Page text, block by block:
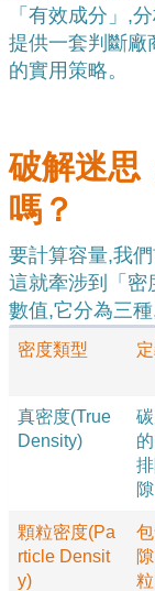
「有效成分」,
提供一套判斷廠
的實用策略。
破解迷思
嗎？
要計算容量,我
這就牽涉到「密
數值,它分為三
密度類型
真密度(True
Density)
隙
顆粒密度(Pa
rticle Densit
y)